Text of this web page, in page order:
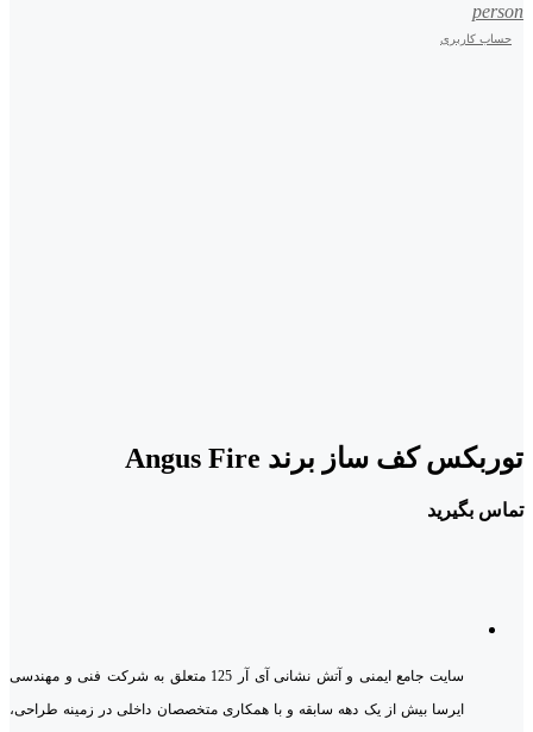
person
حساب کاربری
توربکس کف ساز برند Angus Fire
تماس بگیرید
سایت جامع ایمنی و آتش نشانی آی آر 125 متعلق به شرکت فنی و مهندسی
ایرسا بیش از یک دهه سابقه و با همکاری متخصصان داخلی در زمینه طراحی،